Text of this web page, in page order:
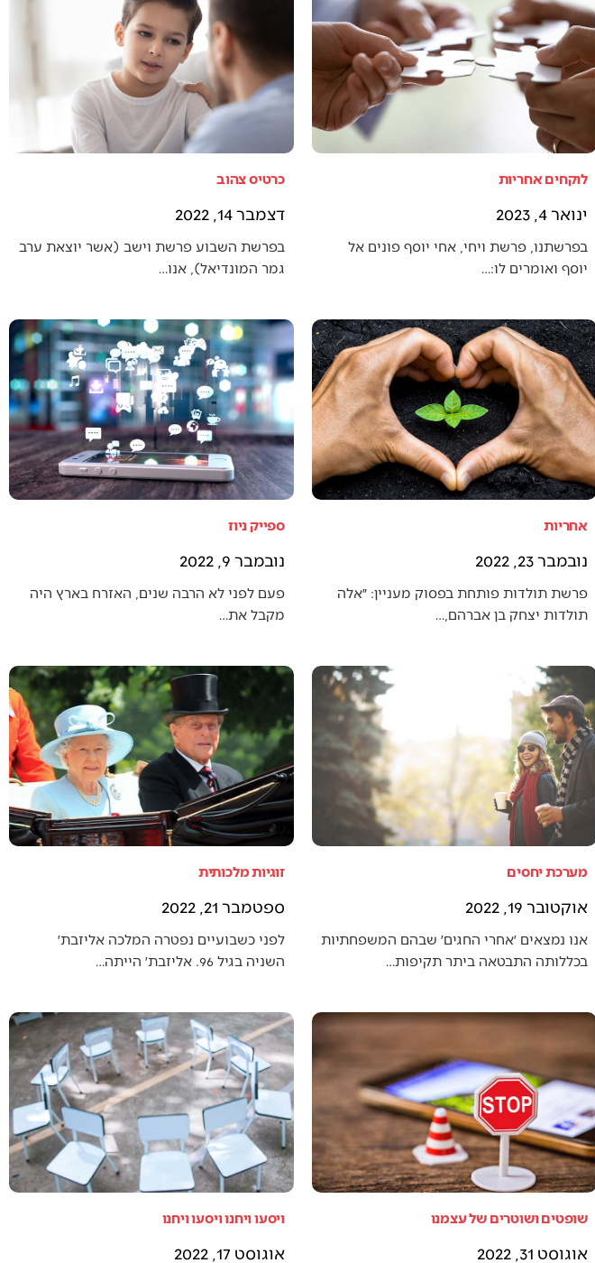
לוקחים אחריות
ינואר 4, 2023
בפרשתנו, פרשת ויחי, אחי יוסף פונים אל
יוסף ואומרים לו:…
כרטיס צהוב
דצמבר 14, 2022
בפרשת השבוע פרשת וישב (אשר יוצאת ערב
גמר המונדיאל), אנו…
אחריות
נובמבר 23, 2022
פרשת תולדות פותחת בפסוק מעניין: ״אלה
תולדות יצחק בן אברהם,…
ספייק ניוז
נובמבר 9, 2022
פעם לפני לא הרבה שנים, האזרח בארץ היה
מקבל את…
מערכת יחסים
אוקטובר 19, 2022
אנו נמצאים ׳אחרי החגים׳ שבהם המשפחתיות
בכללותה התבטאה ביתר תקיפות…
זוגיות מלכותית
ספטמבר 21, 2022
לפני כשבועיים נפטרה המלכה אליזבת׳
השניה בגיל 96. אליזבת׳ הייתה…
שופטים ושוטרים של עצמנו
אוגוסט 31, 2022
ויסעו ויחנו ויסעו ויחנו
אוגוסט 17, 2022